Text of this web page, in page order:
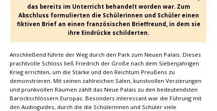
das bereits im Unterricht behandelt worden war. Zum
Abschluss formulierten die Schülerinnen und Schüler einen
fiktiven Brief an einen französischen Brieffreund, in dem sie
ihre Eindrücke schilderten.
Anschließend führte der Weg durch den Park zum Neuen Palais. Dieses
prachtvolle Schloss ließ Friedrich der Große nach dem Siebenjährigen
Krieg errichten, um die Stärke und den Reichtum Preußens zu
demonstrieren. Mit seinen zahlreichen Sälen, kunstvollen Verzierungen
und prunkvollen Räumen zählt das Neue Palais zu den bedeutendsten
Barockschlössern Europas. Besonders interessant war die Führung mit
den Audioguides, durch die die Schülerinnen und Schüler viele